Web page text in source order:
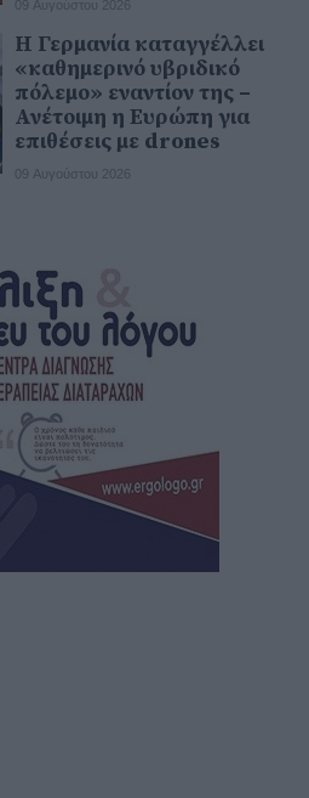
09 Αυγούστου 2026
Η Γερμανία καταγγέλλει
«καθημερινό υβριδικό
πόλεμο» εναντίον της –
Ανέτοιμη η Ευρώπη για
επιθέσεις με drones
09 Αυγούστου 2026